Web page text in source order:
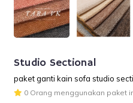
Studio Sectional
paket ganti kain sofa studio
0 Orang menggunakan paket